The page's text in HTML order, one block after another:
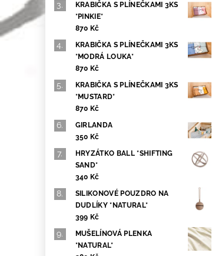
KRABIČKA S PLÍNEČKAMI 3KS
*PINKIE*
870 Kč
KRABIČKA S PLÍNEČKAMI 3KS
*MODRÁ LOUKA*
870 Kč
KRABIČKA S PLÍNEČKAMI 3KS
*MUSTARD*
870 Kč
GIRLANDA
350 Kč
HRYZÁTKO BALL *SHIFTING
SAND*
340 Kč
SILIKONOVÉ POUZDRO NA
DUDLÍKY *NATURAL*
399 Kč
MUŠELÍNOVÁ PLENKA
*NATURAL*